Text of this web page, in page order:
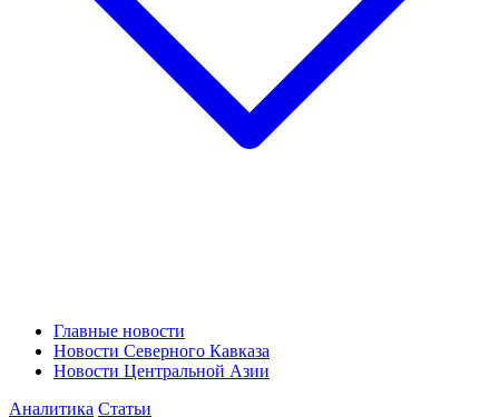
Главные новости
Новости Северного Кавказа
Новости Центральной Азии
Аналитика Статьи